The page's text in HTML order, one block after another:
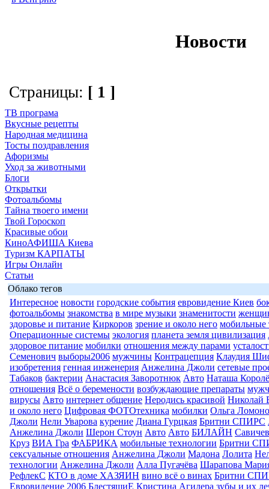
Новости
Страницы: [ 1 ]
ТВ програма
Вкусные рецепты
Народная медицина
Тосты поздравления
Афоризмы
Уход за животными
Блоги
Открытки
Фотоальбомы
Тайна твоего имени
Твой Гороскоп
Красивые обои
КиноАФИША Киева
Туризм КАРПАТЫ
Игры Онлайн
Статьи
Облако тегов
Интересное новости городские события евровидение Киев
фотоальбомы знакомства в мире музыки знаменитости
здоровье и питание Киркоров зрение и около него мобильные
Операционные системы экология планета земля цивилизация
здоровое питание мобилки отношения между парами
Семенович выборы2006 мужчины Контрацепция Клаудия
изобретения генная инженерия Анжелина Джоли сетевые
Табаков бактерии Анастасия Заворотнюк Авто Наташа
отношения Всё о беремености возбуждающие препараты
вирусы Авто интернет общение Неродись красивой Николай
и около него Цифровая ФОТОтехника мобилки Ольга
Джоли Нели Уварова курение Диана Гурцкая Бритни СПИРС
Анжелина Джоли Шерон Стоун Авто Авто БИЛАЙН
Круз ВИА Гра ФАБРИКА мобильные технологии Бритни
сексуальные отношения Анжелина Джоли Мадона Лолита
технологии Анжелина Джоли Алла Пугачёва Шарапова
РефлекС КТО в доме ХАЗЯИН вино всё о винах Бритни
Евровидение 2006 БлестящиЕ Кристина Агилера зубы и их